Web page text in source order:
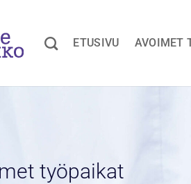
ETUSIVU AVOIMET
työpaikat